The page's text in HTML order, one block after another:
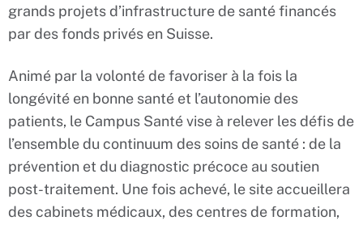
grands projets d’infrastructure de santé financés
par des fonds privés en Suisse.
Animé par la volonté de favoriser à la fois la
longévité en bonne santé et l’autonomie des
patients, le Campus Santé vise à relever les défis de
l’ensemble du continuum des soins de santé : de la
prévention et du diagnostic précoce au soutien
post-traitement. Une fois achevé, le site accueillera
des cabinets médicaux, des centres de formation,